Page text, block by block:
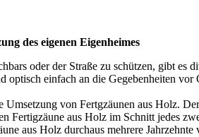
des eigenen Eigenheimes
oder der Straße zu schützen, gibt
optisch einfach an die Gegebenheiten vor
von Fertgzäunen aus Holz.
Fertigzäune aus Holz im Schnitt jedes
aus Holz durchaus mehrere Jahrzehnte